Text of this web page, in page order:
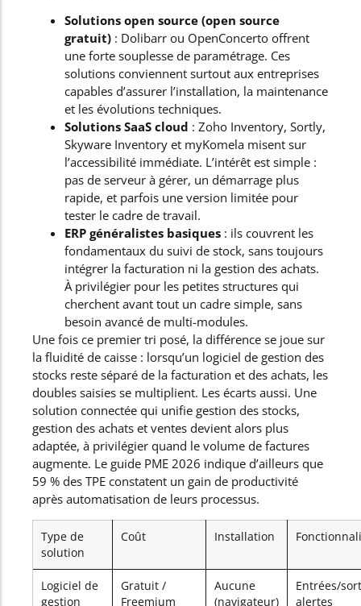
Solutions open source (open source
gratuit) : Dolibarr ou OpenConcerto offrent
une forte souplesse de paramétrage. Ces
solutions conviennent surtout aux entreprises
capables d’assurer l’installation, la maintenance
et les évolutions techniques.
Solutions SaaS cloud : Zoho Inventory, Sortly,
Skyware Inventory et myKomela misent sur
l’accessibilité immédiate. L’intérêt est simple :
pas de serveur à gérer, un démarrage plus
rapide, et parfois une version limitée pour
tester le cadre de travail.
ERP généralistes basiques : ils couvrent les
fondamentaux du suivi de stock, sans toujours
intégrer la facturation ni la gestion des achats.
À privilégier pour les petites structures qui
cherchent avant tout un cadre simple, sans
besoin avancé de multi-modules.
Une fois ce premier tri posé, la différence se joue sur
la fluidité de caisse : lorsqu’un logiciel de gestion des
stocks reste séparé de la facturation et des achats, les
doubles saisies se multiplient. Les écarts aussi. Une
solution connectée qui unifie gestion des stocks,
gestion des achats et ventes devient alors plus
adaptée, à privilégier quand le volume de factures
augmente. Le guide PME 2026 indique d’ailleurs que
59 % des TPE constatent un gain de productivité
après automatisation de leurs processus.
Type de
solution
Coût Installation
Logiciel de
gestion
Gratuit /
Freemium
Aucune
(navigateur)
Entrées/
alertes